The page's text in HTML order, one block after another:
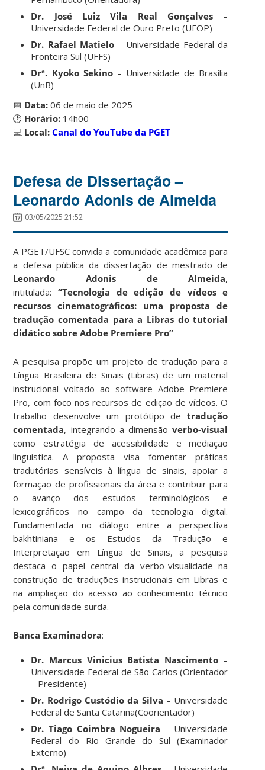
Dr. José Luiz Vila Real Gonçalves–
Universidade Federal de Ouro Preto (UFOP)
Dr. Rafael Matielo– Universidade Federal da
Fronteira Sul (UFFS)
Drª. Kyoko Sekino– Universidade de Brasília
(UnB)
📅 Data: 06 de maio de 2025
🕑 Horário: 14h00
💻 Local: Canal do YouTube da PGET
Defesa de Dissertação –
Leonardo Adonis de Almeida
03/05/2025 21:52
A PGET/UFSC convida a comunidade acadêmica para
a defesa pública da dissertação de mestrado de
Leonardo Adonis de Almeida,
intitulada:“Tecnologia de edição de vídeos e
recursos cinematográficos: uma proposta de
tradução comentada para a Libras do tutorial
didático sobre Adobe Premiere Pro”
A pesquisa propõe um projeto de tradução para a
Língua Brasileira de Sinais (Libras) de um material
instrucional voltado ao software Adobe Premiere
Pro, com foco nos recursos de edição de vídeos. O
trabalho desenvolve um protótipo detradução
comentada, integrando a dimensãoverbo-visual
como estratégia de acessibilidade e mediação
linguística. A proposta visa fomentar práticas
tradutórias sensíveis à língua de sinais, apoiar a
formação de profissionais da área e contribuir para
o avanço dos estudos terminológicos e
lexicográficos no campo da tecnologia digital.
Fundamentada no diálogo entre a perspectiva
bakhtiniana e os Estudos da Tradução e
Interpretação em Língua de Sinais, a pesquisa
destaca o papel central da verbo-visualidade na
construção de traduções instrucionais em Libras e
na ampliação do acesso ao conhecimento técnico
pela comunidade surda.
Banca Examinadora:
Dr. Marcus Vinicius Batista Nascimento–
Universidade Federal de São Carlos (Orientador
– Presidente)
Dr. Rodrigo Custódio da Silva – Universidade
Federal de Santa Catarina(Coorientador)
Dr. Tiago Coimbra Nogueira – Universidade
Federal do Rio Grande do Sul (Examinador
Externo)